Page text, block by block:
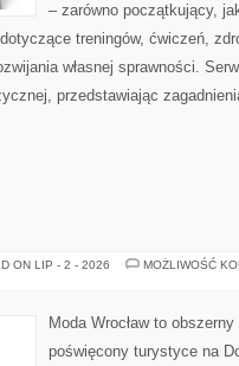
– zarówno początkujący,
treningów, ćwiczeń,
własnej sprawności.
przedstawiając
ON LIP - 2 - 2026
MOŻLIWOŚĆ
Moda Wrocław to
poświęcony turystyce na